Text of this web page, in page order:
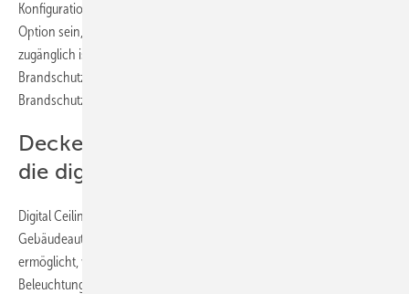
Konfiguration erforderlich ist, kann die Decke eine äußerst praktikable
Option sein, insbesondere wenn sie abnehmbar oder leicht
zugänglich ist. Zudem können in Bereichen mit hohen
Brandschutzanforderungen die Kabel in speziellen
Brandschutzdecken verlegt werden.
Deckenstruktur als Nutzfläche für
die digitale Verkabelung
Digital Ceiling (digitale Decke) ist Teil des Trends zur intelligenten
Gebäudeautomation und bezeichnet eine Infrastruktur, die es
ermöglicht, verschiedene IP-basierte Technologien, wie
Beleuchtungssysteme, Sensoren, Kameras, Audio- und Videogeräte,